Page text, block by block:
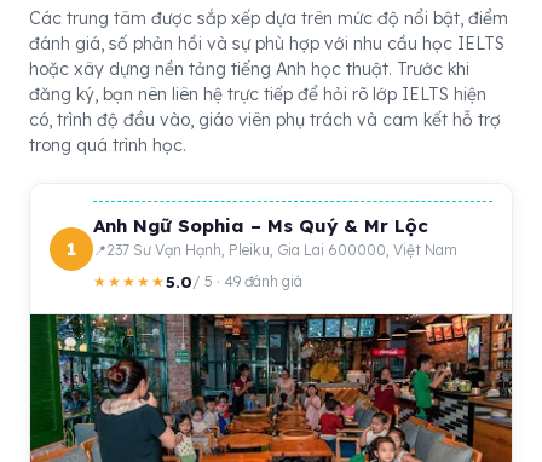
Các trung tâm được sắp xếp dựa trên mức độ nổi bật, điểm
đánh giá, số phản hồi và sự phù hợp với nhu cầu học IELTS
hoặc xây dựng nền tảng tiếng Anh học thuật. Trước khi
đăng ký, bạn nên liên hệ trực tiếp để hỏi rõ lớp IELTS hiện
có, trình độ đầu vào, giáo viên phụ trách và cam kết hỗ trợ
trong quá trình học.
1
Anh Ngữ Sophia – Ms Quý & Mr Lộc
237 Sư Vạn Hạnh, Pleiku, Gia Lai 600000, Việt Nam
★★★★★5.0/ 5 · 49 đánh giá